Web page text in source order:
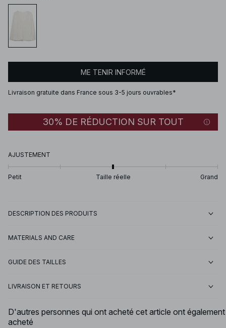
ME TENIR INFORMÉ
Livraison gratuite dans France sous 3-5 jours ouvrables*
30% DE RÉDUCTION SUR TOUT
AJUSTEMENT
Petit Taille réelle Grand
DESCRIPTION DES PRODUITS
MATERIALS AND CARE
GUIDE DES TAILLES
LIVRAISON ET RETOURS
D'autres personnes qui ont acheté cet article ont également
acheté